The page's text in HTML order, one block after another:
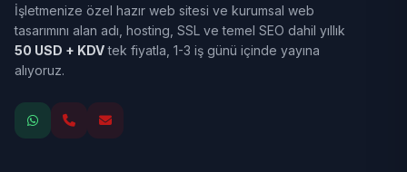
İşletmenize özel hazır web sitesi ve kurumsal web
tasarımını alan adı, hosting, SSL ve temel SEO dahil yıllık
50 USD + KDVtek fiyatla, 1-3 iş günü içinde yayına
alıyoruz.